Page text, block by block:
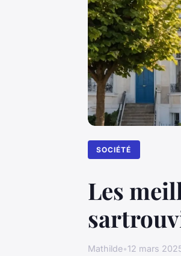
SOCIÉTÉ
Les
Mathilde•12 mars